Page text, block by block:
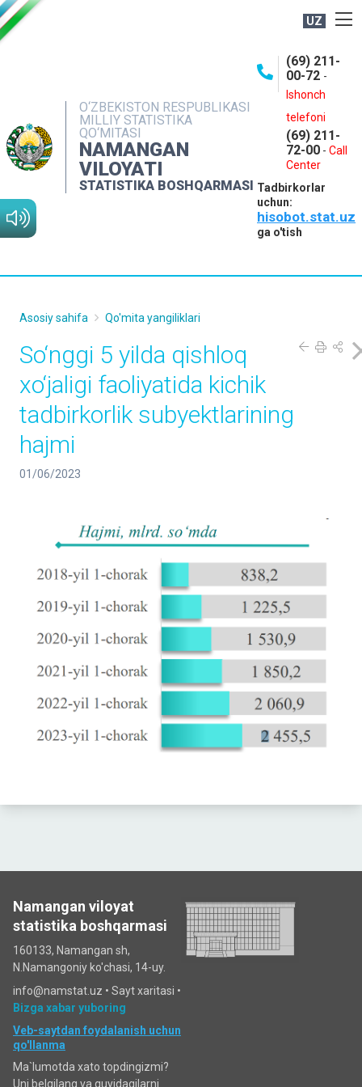
UZ
O‘ZBEKISTON RESPUBLIKASI
MILLIY STATISTIKA
QO‘MITASI
NAMANGAN
VILOYATI
STATISTIKA BOSHQARMASI
(69) 211-
00-72 -
Ishonch
telefoni
(69) 211-
72-00 - Call
Center
Tadbirkorlar
uchun:
hisobot.stat.uz
ga o'tish
NASHRLAR
INTERAKTIV XIZMATLAR
MATBUOT XIZMATI
MUROJAATLAR
Asosiy sahifa Qo'mita yangiliklari
So‘nggi 5 yilda qishloq
xo‘jaligi faoliyatida kichik
tadbirkorlik subyektlarining
hajmi
01/06/2023
Namangan viloyat
statistika boshqarmasi
160133, Namangan sh,
N.Namangoniy ko'chasi, 14-uy.
info@namstat.uz • Sayt xaritasi •
Bizga xabar yuboring
Veb-saytdan foydalanish uchun
qo'llanma
Ma`lumotda xato topdingizmi?
Uni belgilang va quyidagilarni